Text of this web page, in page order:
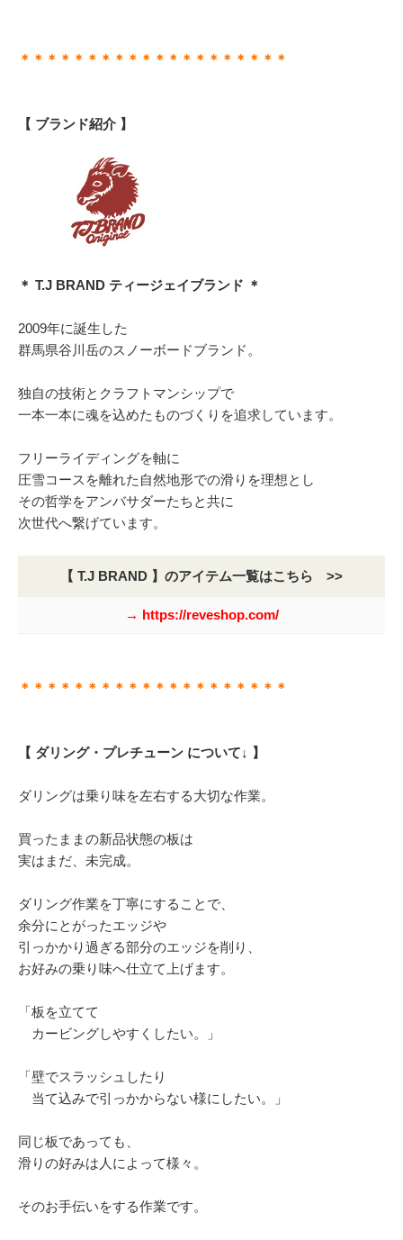
＊＊＊＊＊＊＊＊＊＊＊＊＊＊＊＊＊＊＊＊
【 ブランド紹介 】
＊ T.J BRAND ティージェイブランド ＊
2009年に誕生した
群馬県谷川岳のスノーボードブランド。
独自の技術とクラフトマンシップで
一本一本に魂を込めたものづくりを追求しています。
フリーライディングを軸に
圧雪コースを離れた自然地形での滑りを理想とし
その哲学をアンバサダーたちと共に
次世代へ繋げています。
【 T.J BRAND 】のアイテム一覧はこちら >>
→ https://reveshop.com/
＊＊＊＊＊＊＊＊＊＊＊＊＊＊＊＊＊＊＊＊
【 ダリング・プレチューン について↓ 】
ダリングは乗り味を左右する大切な作業。
買ったままの新品状態の板は
実はまだ、未完成。
ダリング作業を丁寧にすることで、
余分にとがったエッジや
引っかかり過ぎる部分のエッジを削り、
お好みの乗り味へ仕立て上げます。
「板を立てて
カービングしやすくしたい。」
「壁でスラッシュしたり
当て込みで引っかからない様にしたい。」
同じ板であっても、
滑りの好みは人によって様々。
そのお手伝いをする作業です。